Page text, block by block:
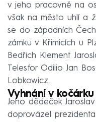
v jeho pracovně na
však na město uhlí a
se do západních
zámku v Křimicích u
Bedřich Klement
Telesfor Odilio Jan
Lobkowicz.
Vyhnání v kočárku
Jeho dědeček
doprovázel